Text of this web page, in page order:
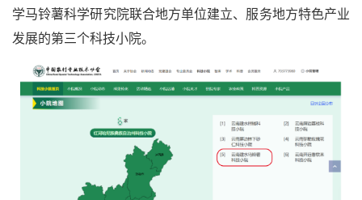
学马铃薯科学研究院联合地方单位建立、服务地方特色产业
发展的第三个科技小院。